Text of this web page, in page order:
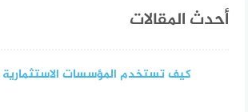
أحدث المقالات
كيف تستخدم المؤسسات الاستثمارية